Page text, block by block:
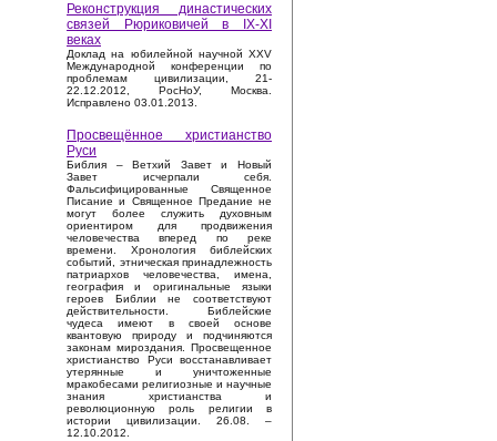
Реконструкция династических
связей Рюриковичей в IX-XI
веках
Доклад на юбилейной научной XXV
Международной конференции по
проблемам цивилизации, 21-
22.12.2012, РосНоУ, Москва.
Исправлено 03.01.2013.
Просвещённое христианство
Руси
Библия – Ветхий Завет и Новый
Завет исчерпали себя.
Фальсифицированные Священное
Писание и Священное Предание не
могут более служить духовным
ориентиром для продвижения
человечества вперед по реке
времени. Хронология библейских
событий, этническая принадлежность
патриархов человечества, имена,
география и оригинальные языки
героев Библии не соответствуют
действительности. Библейские
чудеса имеют в своей основе
квантовую природу и подчиняются
законам мироздания. Просвещенное
христианство Руси восстанавливает
утерянные и уничтоженные
мракобесами религиозные и научные
знания христианства и
революционную роль религии в
истории цивилизации. 26.08. –
12.10.2012.